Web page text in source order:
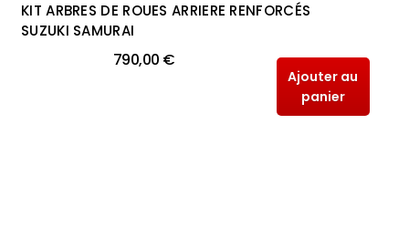
KIT ARBRES DE ROUES ARRIERE RENFORCÉS
SUZUKI SAMURAI
790,00 €
Ajouter au
panier